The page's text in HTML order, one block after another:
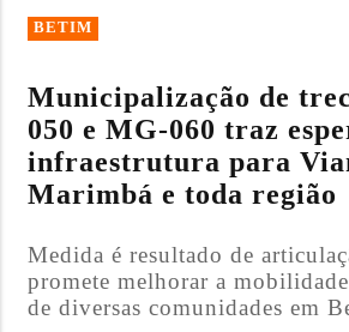
BETIM
Municipalização de
050 e MG-060 traz
infraestrutura para
Marimbá e toda região
Medida é resultado de
promete melhorar a mobilidade
de diversas comunidades em